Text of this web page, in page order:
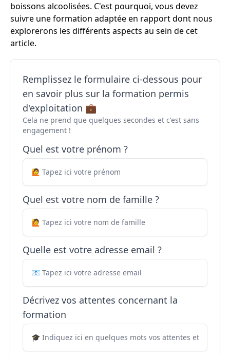
boissons alcoolisées. C'est pourquoi, vous devez
suivre une formation adaptée en rapport dont nous
explorerons les différents aspects au sein de cet
article.
Remplissez le formulaire ci-dessous pour
en savoir plus sur la formation permis
d'exploitation 💼
Cela ne prend que quelques secondes et c'est sans
engagement !
Quel est votre prénom ?
Quel est votre nom de famille ?
Quelle est votre adresse email ?
Décrivez vos attentes concernant la
formation